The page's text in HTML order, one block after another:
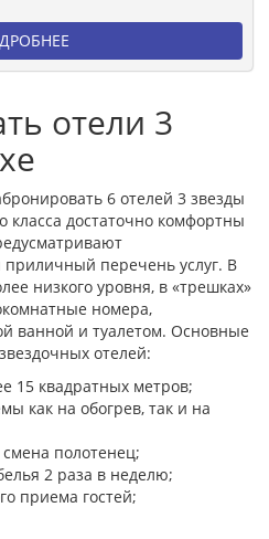
отели 3
6 отелей 3 звезды
класса достаточно комфортны
перечень услуг. В
низкого уровня, в «трешках»
номера,
ванной и туалетом. Основные
отелей:
15 квадратных метров;
как на обогрев, так и на
полотенец;
2 раза в неделю;
приема гостей;